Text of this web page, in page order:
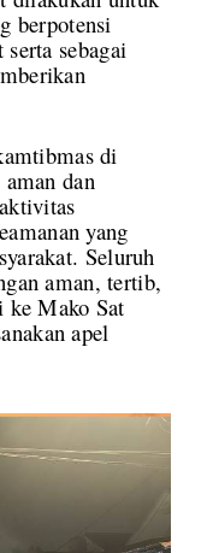
berpotensi
sebagai
di
dan
yang
Seluruh
aman, tertib,
ke Mako Sat
apel